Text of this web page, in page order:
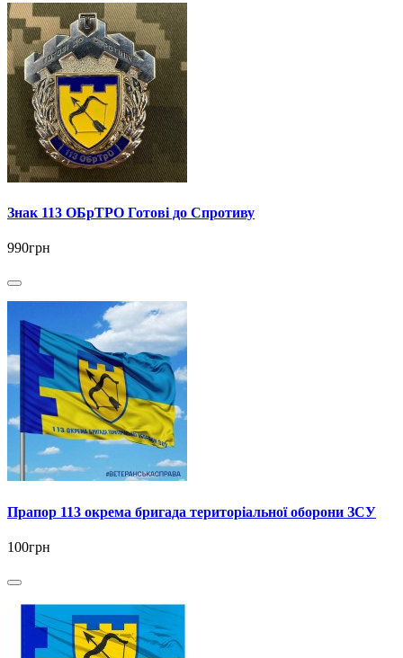
Знак 113 ОБрТРО Готові до Спротиву
990грн
Прапор 113 окрема бригада територіальної оборони ЗСУ
100грн